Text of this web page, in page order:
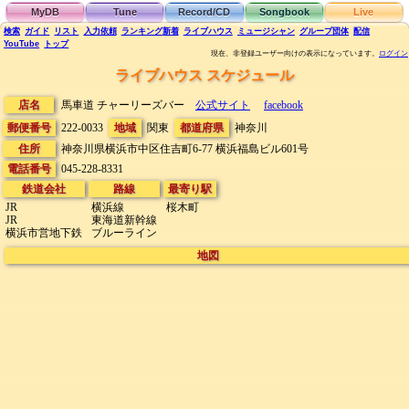
MyDB Tune Record/CD Songbook Live
検索 ガイド リスト 入力依頼 ランキング新着 ライブハウス ミュージシャン グループ団体 配信
YouTube
トップ
現在、非登録ユーザー向けの表示になっています。 ログイン
ライブハウス スケジュール
店名 馬車道 チャーリーズバー 公式サイト
facebook
郵便番号
222-0033 地域 関東 都道府県
神奈川
住所
神奈川県横浜市中区住吉町6-77 横浜福島ビル601号
電話番号
045-228-8331
鉄道会社
JR
JR
横浜市営地下鉄
路線
横浜線
東海道新幹線
ブルーライン
最寄り駅
桜木町
地図